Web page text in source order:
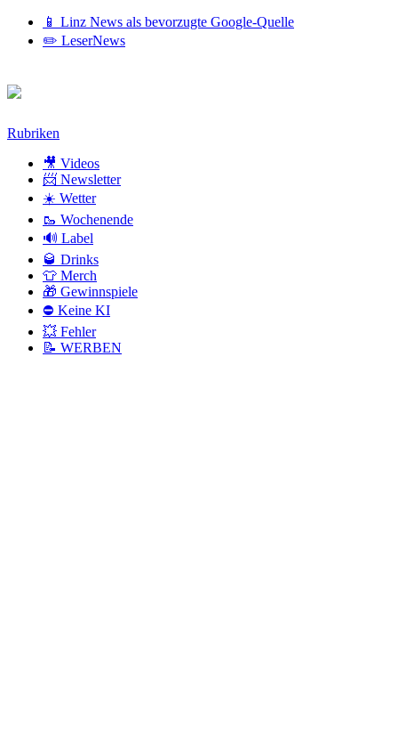
📱 Linz News als bevorzugte Google-Quelle
✏️ LeserNews
Zum
Rubriken
🎥 Videos
📨 Newsletter
☀️ Wetter
🥾 Wochenende
🔊 Label
🥃 Drinks
👕 Merch
🎁 Gewinnspiele
⛔ Keine KI
💥 Fehler
📝 WERBEN